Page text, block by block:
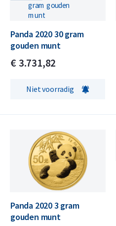
Panda 2020 30 gram
gouden munt
€ 3.731,82
Niet voorradig
Panda 2020 3 gram
gouden munt